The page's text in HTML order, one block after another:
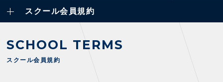
TOP TEAM
CHALLENGERS
PLAYERS / STAFFS
トレーニング見学について
・注意事項
GAMES
スクール会員規約
SCHOOL TERMS
スクール会員規約